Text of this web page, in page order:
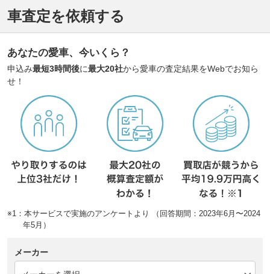
車査定を依頼する
あなたの愛車、今いくら？
申込み最短3時間後に最大20社から愛車の査定結果をWebでお知ら
せ！
※1：本サービスで実施のアンケートより （回答期間：2023年6月〜2024
年5月）
メーカー